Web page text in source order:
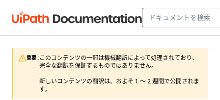
重要 :このコンテンツの一部は機械翻訳によって処理されており、
完全な翻訳を保証するものではありません。
新しいコンテンツの翻訳は、およそ 1 ～ 2 週間で公開されま
す。